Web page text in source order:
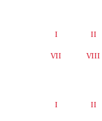
I II
VII VIII
I II